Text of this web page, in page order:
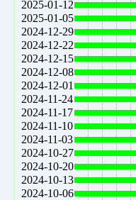
2025-01-12
2025-01-05
2024-12-29
2024-12-22
2024-12-15
2024-12-08
2024-12-01
2024-11-24
2024-11-17
2024-11-10
2024-11-03
2024-10-27
2024-10-20
2024-10-13
2024-10-06